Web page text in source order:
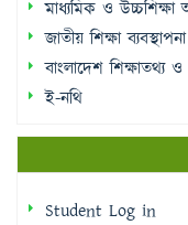
মাধ্যমিক ও উচ্চশিক্ষা
জাতীয় শিক্ষা
বাংলাদেশ শিক্ষাতথ্য
ই-নথি
Student Log in